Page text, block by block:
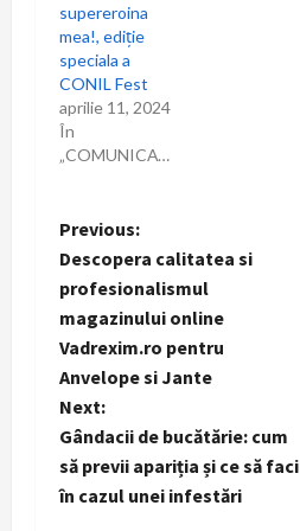
supereroina
mea!, ediție
speciala a
CONIL Fest
aprilie 11, 2024
În
„COMUNICAT”
P
o
s
t
n
a
Previous:
Descopera calitatea si
profesionalismul
magazinului online
Vadrexim.ro pentru
Anvelope si Jante
Next:
Gândacii de bucătărie: cum
să previi apariția și ce să faci
în cazul unei infestări